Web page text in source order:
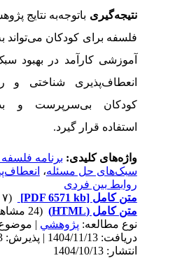
نتیجه‌گیریباتوجه‌به نتایج
فلسفه برای کودکان می‌تواند
آموزشی کارآمد در بهبود
انعطاف‌پذیری شناختی و
کودکان بی‌سرپرست و
استفاده قرار گیرد.
واژه‌های کلیدی:برنامه فلسفه
سبک‌های حل مسئله،
روابط بین فردی
متن کامل[PDF 6571 kb]
متن کامل (HTML)
(24 مشاهده)
نوع مطالعه:پژوهشي| موضوع
انتشار: 1404/10/13